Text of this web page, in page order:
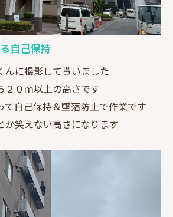
自己保持
んに撮影して貰いました
２０ｍ以上の高さです
て自己保持＆墜落防止で作業です
か笑えない高さになります